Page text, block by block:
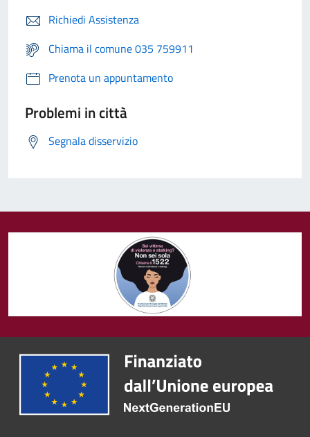
Richiedi Assistenza
Chiama il comune 035 759911
Prenota un appuntamento
Problemi in città
Segnala disservizio